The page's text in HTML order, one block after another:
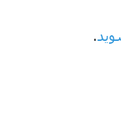
.